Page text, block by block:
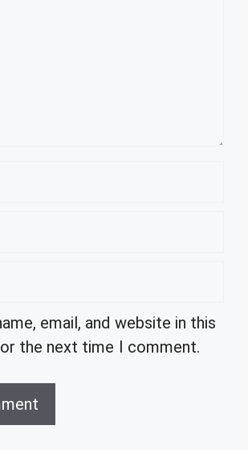
email, and website in this
the next time I comment.